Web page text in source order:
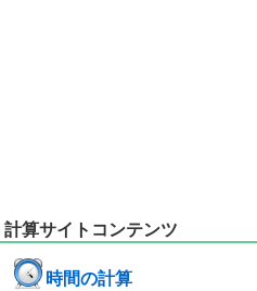
計算サイトコンテンツ
時間の計算